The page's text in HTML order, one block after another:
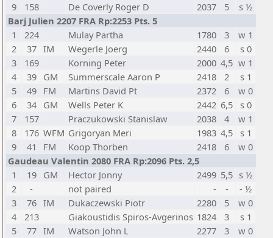
9
158 De Coverly Roger D 2037 5
s ½
Barj Julien 2207 FRA Rp:2253 Pts. 5
1
224 Mulay Partha 1780 3
w 1
2
37 IM Wegerle Joerg 2440 6
s 0
3
169 Korning Peter 2000 4,5 w 1
4
39 GM Summerscale Aaron P 2418 2
s 1
5
49 FM Martins David Pt 2372 6
w 0
6
34 GM Wells Peter K 2442 6,5 s 0
7
157 Praczukowski Stanislaw 2038 4
w 1
8
176 WFM Grigoryan Meri 1983 4,5 s 1
9
41 FM Koop Thorben 2418 6
w 0
Gaudeau Valentin 2080 FRA Rp:2096 Pts. 2,5
1
19 GM Hector Jonny 2499 5,5 s ½
2
- not paired - -
- ½
3
76 IM Dukaczewski Piotr 2280 5
w 0
4
213 Giakoustidis Spiros-Avgerinos 1824 3
s 1
5
77 IM Watson John L 2277 3
w 0